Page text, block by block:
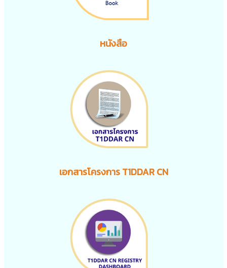
หนังสือ
เอกสารโครงการ T1DDAR CN